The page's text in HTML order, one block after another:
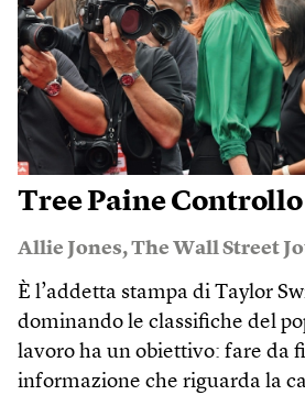
Tree Paine
Allie Jones,The Wall Street
È l’addetta stampa di Taylor
dominando le classifiche del
lavoro ha un obiettivo: fare da
informazione che riguarda la